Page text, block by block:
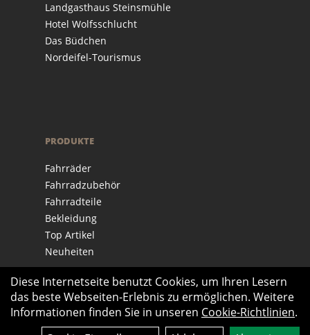
Landgasthaus Steinsmühle
Hotel Wolfsschlucht
Das Büdchen
Nordeifel-Tourismus
PRODUKTE
Fahrräder
Fahrradzubehör
Fahrradteile
Bekleidung
Top Artikel
Neuheiten
Diese Internetseite benutzt Cookies, um Ihren Lesern
das beste Webseiten-Erlebnis zu ermöglichen. Weitere
Informationen finden Sie in unseren Cookie-Richtlinien.